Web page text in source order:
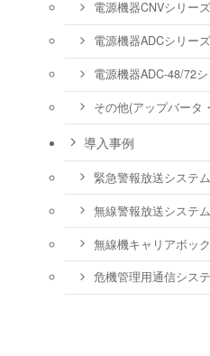
電源機器CNVシリーズ
電源機器ADCシリーズ
電源機器ADC-48/72
その他(アップバータ
導入事例
緊急警報放送システム
無線警報放送システム
無線機キャリアボッ
危機管理用通信シス